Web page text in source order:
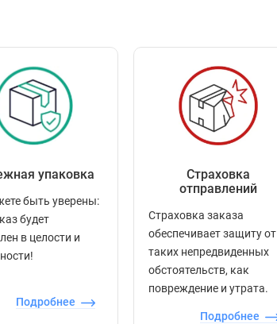
упаковка
быть уверены:
будет
в целости и
Подробнее
Страховка
отправлений
Страховка заказа
обеспечивает защиту от
таких непредвиденных
обстоятельств, как
повреждение и утрата.
Подробнее